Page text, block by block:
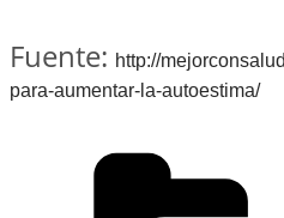
Fuente: http://
para-aumentar-la-autoestima/